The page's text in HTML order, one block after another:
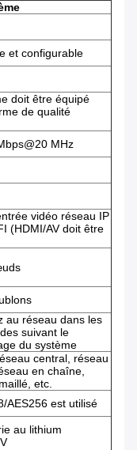
et configurable
doit être équipé
de qualité
MHz
vidéo réseau IP
(HDMI/AV doit être
au réseau dans les
suivant le
du système
central, réseau
en chaîne,
etc.
AES256 est utilisé
au lithium